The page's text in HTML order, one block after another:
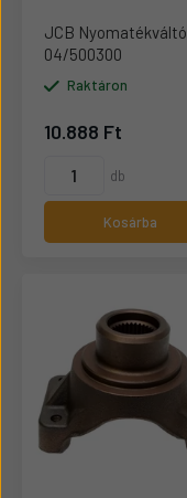
JCB Nyomatékváltó
04/500300
Raktáron
10.888 Ft
db
Kosárba